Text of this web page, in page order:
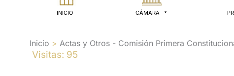
INICIO CÁMARA
Inicio Actas y Otros - Comisión Primera
Visitas: 95